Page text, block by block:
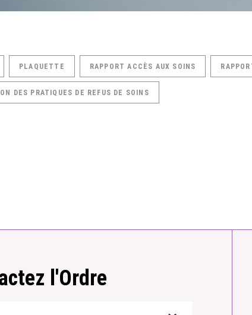
PLAQUETTE RAPPORT ACCÈS AUX SOINS
DES PRATIQUES DE REFUS DE SOINS
l'Ordre